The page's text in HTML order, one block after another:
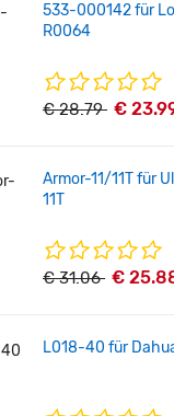
533-000142 für
R0064
€ 28.79 €
Armor-11/11T für
11T
€ 31.06 €
L018-40 für